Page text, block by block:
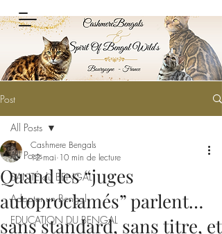
Post
All Posts
SANTÉ du BENGAL
Adopter un Bengal
EDUCATION DU BENGAL
All Posts
Quand les “juges
autoproclamés” parlent…
sans standard, sans titre, et
Cashmere Bengals
12 mai 10 min de lecture